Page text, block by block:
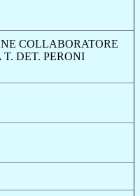
COLLABORATORE
T. DET. PERONI